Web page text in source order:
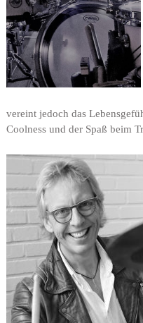
vereint jedoch das
Coolness und der Spaß beim